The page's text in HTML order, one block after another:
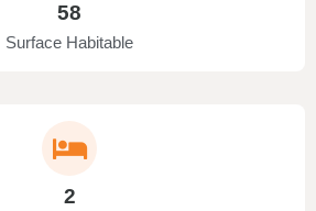
58
Surface Habitable
2